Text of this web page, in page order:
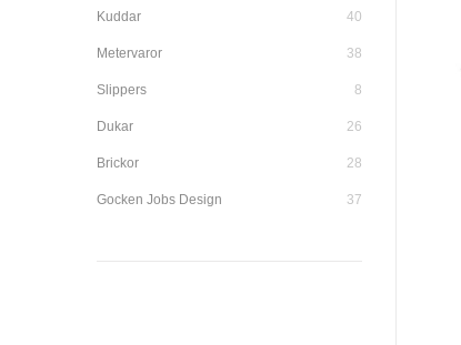
Kuddar 40
Metervaror 38
Slippers 8
Dukar 26
Brickor 28
Gocken Jobs Design 37